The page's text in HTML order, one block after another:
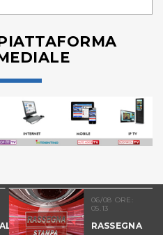
06/08 ORE:
05.13
RASSEGNA